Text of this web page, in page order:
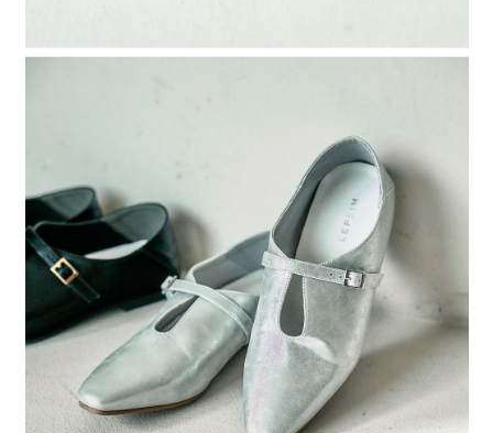
恩沛科技股份有限公司將有權停止該用戶之使用額度並採取法律行動。